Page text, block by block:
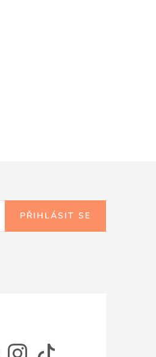
PŘIHLÁSIT SE